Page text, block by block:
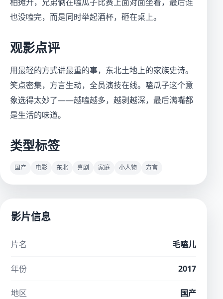
也没嗑完，而是同时举起酒杯，砸在桌上。
观影点评
用最轻的方式讲最重的事，东北土地上的家族史诗。
笑点密集，方言生动，全员演技在线。嗑瓜子这个意
象选得太妙了——越嗑越多，越剥越深，最后满嘴都
是生活的味道。
类型标签
国产 电影 东北 喜剧 家庭 小人物 方言
影片信息
片名 毛嗑儿
年份 2017
地区 国产